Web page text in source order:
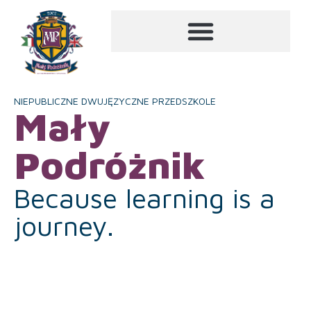
NIEPUBLICZNE DWUJĘZYCZNE PRZEDSZKOLE
Mały
Podróżnik
Because learning is a
journey.